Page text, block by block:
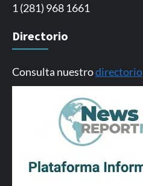
1 (281) 968 1661
Directorio
Consulta nuestrodirectorio